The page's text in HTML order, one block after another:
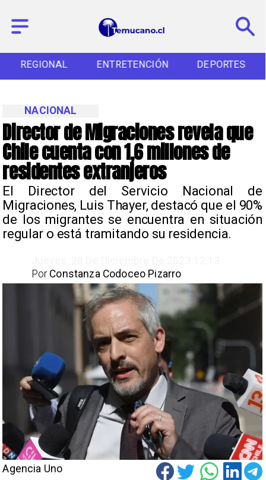
REGIONAL ENTRETENCIÓN DEPORTES
Director de Migraciones revela que
Chile cuenta con 1,6 millones de
residentes extranjeros
El Director del Servicio Nacional de
Migraciones, Luis Thayer, destacó que el 90%
de los migrantes se encuentra en situación
regular o está tramitando su residencia.
NACIONAL
Constanza Codoceo Pizarro
Por
Agencia Uno